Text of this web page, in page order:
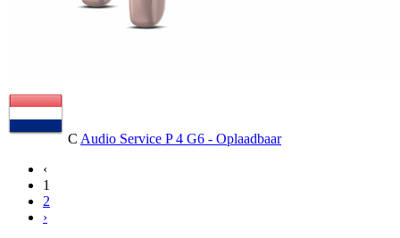
C Audio Service P 4 G6 - Oplaadbaar
‹
1
2
›